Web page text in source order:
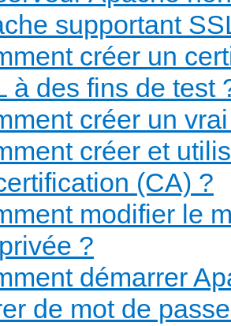
supportant
créer un
à des fins de test
créer un
créer et
(CA) ?
modifier le
?
démarrer
de mot de